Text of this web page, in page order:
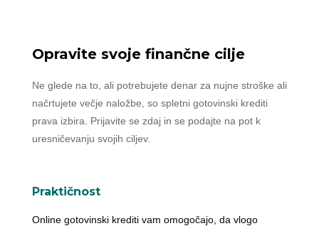
Opravite svoje finančne cilje
Ne glede na to, ali potrebujete denar za nujne stroške ali
načrtujete večje naložbe, so spletni gotovinski krediti
prava izbira. Prijavite se zdaj in se podajte na pot k
uresničevanju svojih ciljev.
Praktičnost
Online gotovinski krediti vam omogočajo, da vlogo